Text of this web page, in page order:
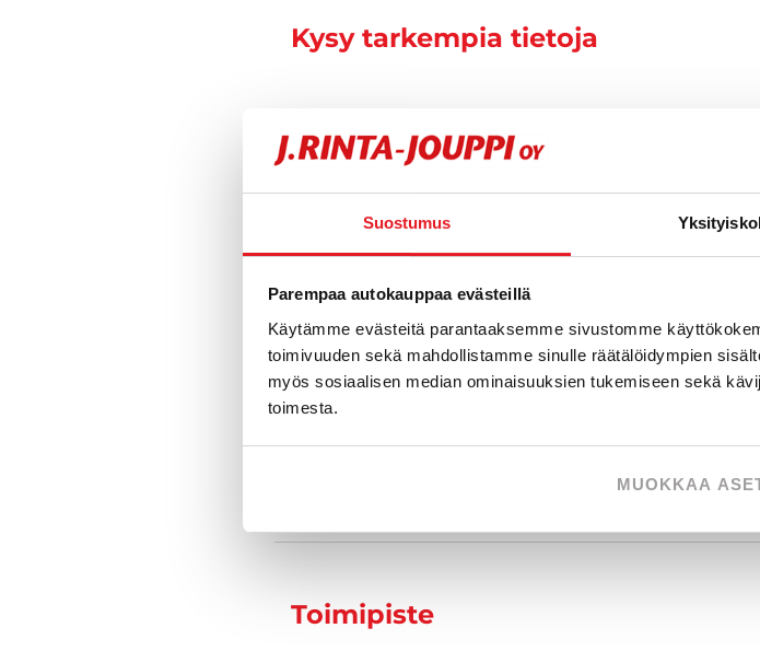
Suostumus
Parempaa autokauppaa evästeillä
Käytämme evästeitä parantaaksemme sivustomme
toimivuuden sekä mahdollistamme sinulle räätälöidympien
myös sosiaalisen median ominaisuuksien tukemiseen sekä
toimesta.
MUOKKAA
Kysy tarkempia tietoja
Anton Laikola
Automyyjä FI
040 711 9885
Varustelu
Toimipiste